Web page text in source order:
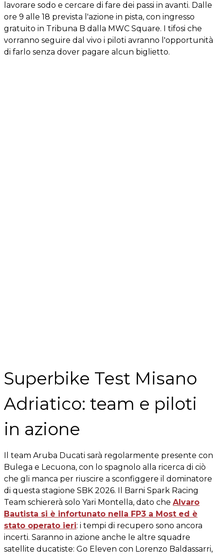
lavorare sodo e cercare di fare dei passi in avanti. Dalle
ore 9 alle 18 prevista l'azione in pista, con ingresso
gratuito in Tribuna B dalla MWC Square. I tifosi che
vorranno seguire dal vivo i piloti avranno l'opportunità
di farlo senza dover pagare alcun biglietto.
Superbike Test Misano
Adriatico: team e piloti
in azione
Il team Aruba Ducati sarà regolarmente presente con
Bulega e Lecuona, con lo spagnolo alla ricerca di ciò
che gli manca per riuscire a sconfiggere il dominatore
di questa stagione SBK 2026. Il Barni Spark Racing
Team schiererà solo Yari Montella, dato che Alvaro
Bautista si è infortunato nella FP3 a Most ed è
stato operato ieri: i tempi di recupero sono ancora
incerti. Saranno in azione anche le altre squadre
satellite ducatiste: Go Eleven con Lorenzo Baldassarri,